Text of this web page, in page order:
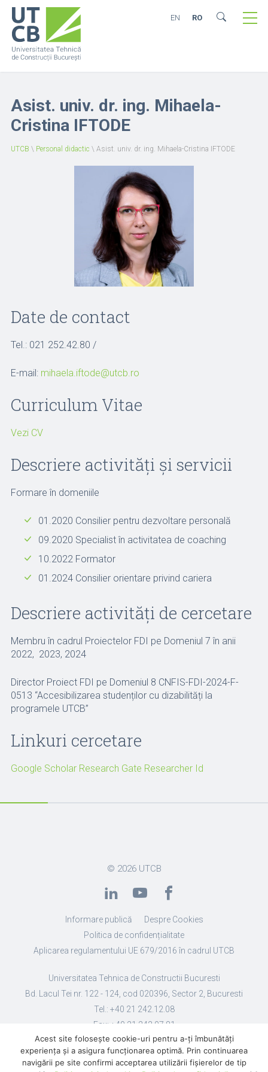
EN RO
Asist. univ. dr. ing. Mihaela-
Cristina IFTODE
UTCB \ Personal didactic \ Asist. univ. dr. ing. Mihaela-Cristina IFTODE
Date de contact
Tel.: 021 252.42.80 /
E-mail: mihaela.iftode@utcb.ro
Curriculum Vitae
Vezi CV
Descriere activități și servicii
Formare în domeniile
01.2020 Consilier pentru dezvoltare personală
09.2020 Specialist în activitatea de coaching
10.2022 Formator
01.2024 Consilier orientare privind cariera
Descriere activități de cercetare
Membru în cadrul Proiectelor FDI pe Domeniul 7 în anii
2022, 2023, 2024
Director Proiect FDI pe Domeniul 8 CNFIS-FDI-2024-F-
0513 “Accesibilizarea studenților cu dizabilități la
programele UTCB”
Linkuri cercetare
Google Scholar Research Gate Researcher Id
© 2026 UTCB
Informare publică
Despre Cookies
Politica de confidențialitate
Aplicarea regulamentului UE 679/2016 în cadrul UTCB
Universitatea Tehnica de Constructii Bucuresti
Bd. Lacul Tei nr. 122 - 124, cod 020396, Sector 2, Bucuresti
Tel.: +40 21 242.12.08
Fax: +40 21 242.07.81
Email: secretariat@utcb.ro
Designed by Live Design
Acest site folosește cookie-uri pentru a-ți îmbunătăți
experiența și a asigura funcționarea optimă. Prin continuarea
navigării pe site confirmi acceptarea utilizării fişierelor de tip